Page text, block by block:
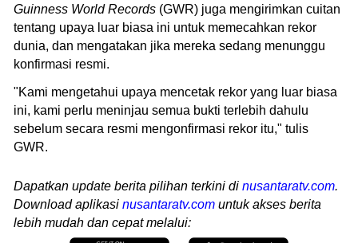
Guinness World Records (GWR) juga mengirimkan cuitan
tentang upaya luar biasa ini untuk memecahkan rekor
dunia, dan mengatakan jika mereka sedang menunggu
konfirmasi resmi.
"Kami mengetahui upaya mencetak rekor yang luar biasa
ini, kami perlu meninjau semua bukti terlebih dahulu
sebelum secara resmi mengonfirmasi rekor itu," tulis
GWR.
Dapatkan update berita pilihan terkini di nusantaratv.com.
Download aplikasi nusantaratv.com untuk akses berita
lebih mudah dan cepat melalui: